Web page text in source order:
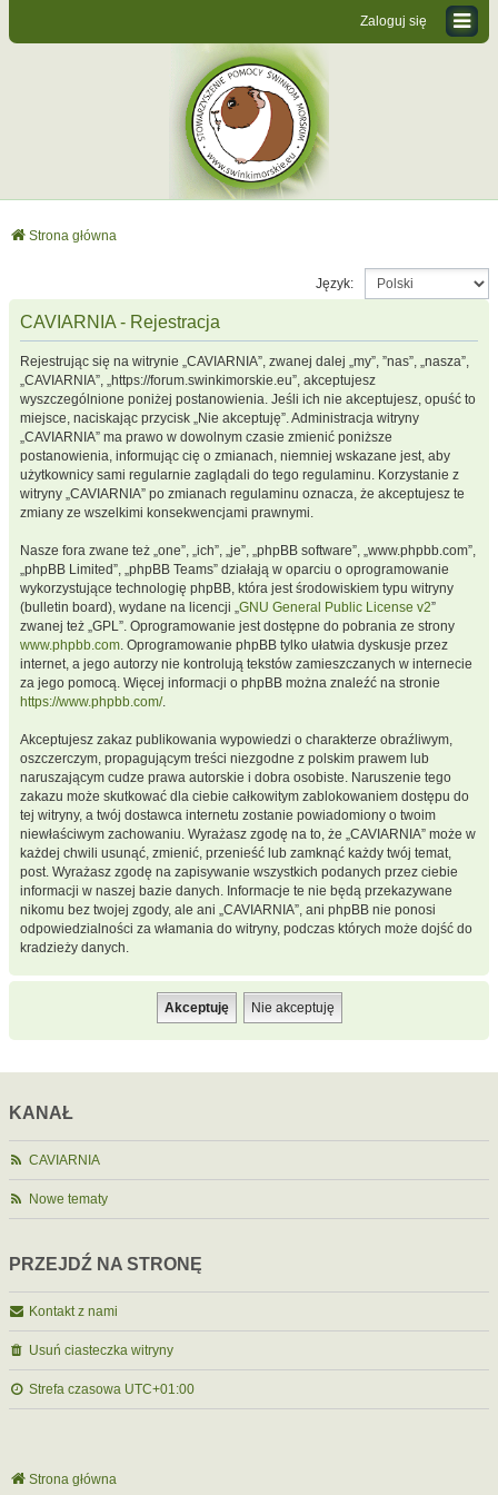
Zaloguj się
Strona główna
Język:
CAVIARNIA - Rejestracja
Rejestrując się na witrynie „CAVIARNIA”, zwanej dalej „my”, ”nas”, „nasza”,
„CAVIARNIA”, „https://forum.swinkimorskie.eu”, akceptujesz
wyszczególnione poniżej postanowienia. Jeśli ich nie akceptujesz, opuść to
miejsce, naciskając przycisk „Nie akceptuję”. Administracja witryny
„CAVIARNIA” ma prawo w dowolnym czasie zmienić poniższe
postanowienia, informując cię o zmianach, niemniej wskazane jest, aby
użytkownicy sami regularnie zaglądali do tego regulaminu. Korzystanie z
witryny „CAVIARNIA” po zmianach regulaminu oznacza, że akceptujesz te
zmiany ze wszelkimi konsekwencjami prawnymi.
Nasze fora zwane też „one”, „ich”, „je”, „phpBB software”, „www.phpbb.com”,
„phpBB Limited”, „phpBB Teams” działają w oparciu o oprogramowanie
wykorzystujące technologię phpBB, która jest środowiskiem typu witryny
(bulletin board), wydane na licencji „GNU General Public License v2”
zwanej też „GPL”. Oprogramowanie jest dostępne do pobrania ze strony
www.phpbb.com. Oprogramowanie phpBB tylko ułatwia dyskusje przez
internet, a jego autorzy nie kontrolują tekstów zamieszczanych w internecie
za jego pomocą. Więcej informacji o phpBB można znaleźć na stronie
https://www.phpbb.com/.
Akceptujesz zakaz publikowania wypowiedzi o charakterze obraźliwym,
oszczerczym, propagującym treści niezgodne z polskim prawem lub
naruszającym cudze prawa autorskie i dobra osobiste. Naruszenie tego
zakazu może skutkować dla ciebie całkowitym zablokowaniem dostępu do
tej witryny, a twój dostawca internetu zostanie powiadomiony o twoim
niewłaściwym zachowaniu. Wyrażasz zgodę na to, że „CAVIARNIA” może w
każdej chwili usunąć, zmienić, przenieść lub zamknąć każdy twój temat,
post. Wyrażasz zgodę na zapisywanie wszystkich podanych przez ciebie
informacji w naszej bazie danych. Informacje te nie będą przekazywane
nikomu bez twojej zgody, ale ani „CAVIARNIA”, ani phpBB nie ponosi
odpowiedzialności za włamania do witryny, podczas których może dojść do
kradzieży danych.
KANAŁ
CAVIARNIA
Nowe tematy
PRZEJDŹ NA STRONĘ
Kontakt z nami
Usuń ciasteczka witryny
Strefa czasowa UTC+01:00
Strona główna